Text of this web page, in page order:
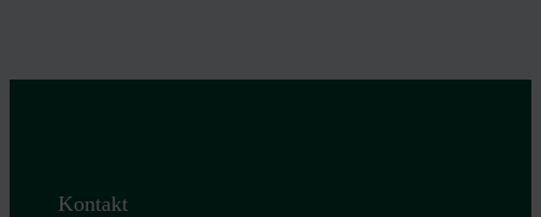
Kontakt